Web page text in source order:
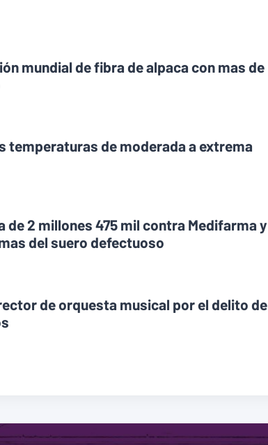
mundial de fibra de alpaca con mas de
temperaturas de moderada a extrema
2 millones 475 mil contra Medifarma y
del suero defectuoso
de orquesta musical por el delito de